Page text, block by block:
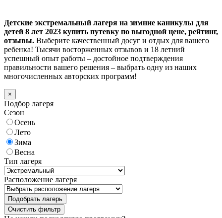
Детские экстремальный лагеря на зимние каникулы для
детей 8 лет 2023 купить путевку по выгодной цене, рейтинг,
отзывы. Выберите качественный досуг и отдых для вашего
ребенка! Тысячи восторженных отзывов и 18 летний
успешный опыт работы – достойное подтверждения
правильности вашего решения – выбрать одну из наших
многочисленных авторских программ!
×
Подбор лагеря
Сезон
Осень
Лето
Зима
Весна
Тип лагеря
Расположение лагеря
Подобрать лагерь